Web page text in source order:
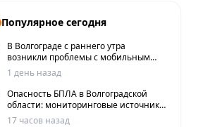
Популярное сегодня
В Волгограде с раннего утра
возникли проблемы с мобильным
интернетом и сервисами такси
1 день назад
Опасность БПЛА в Волгоградской
области: мониторинговые источники
сообщают о пролетах беспилотников
17 часов назад